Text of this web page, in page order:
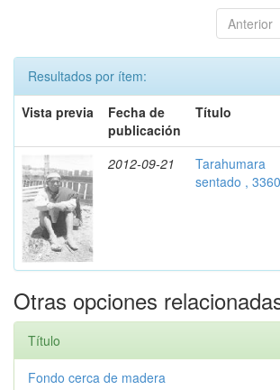
Anterior
Resultados por ítem:
Vista previa
Fecha de
publicación
Título
2012-09-21
Tarahumara
sentado , 3360
Otras opciones
Título
Fondo cerca de madera